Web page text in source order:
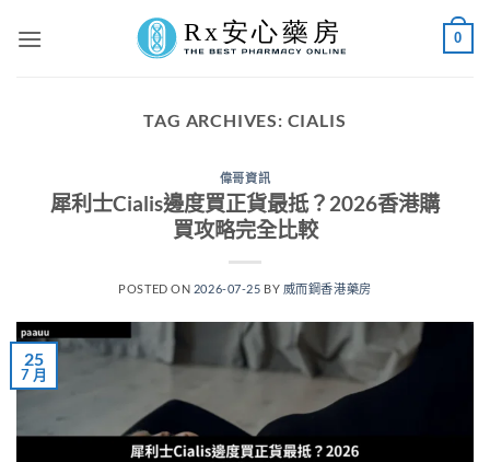
0
TAG ARCHIVES: CIALIS
偉哥資訊
犀利士Cialis邊度買正貨最抵？2026香港購
買攻略完全比較
POSTED ON 2026-07-25 BY 威而鋼香港藥房
25
7 月